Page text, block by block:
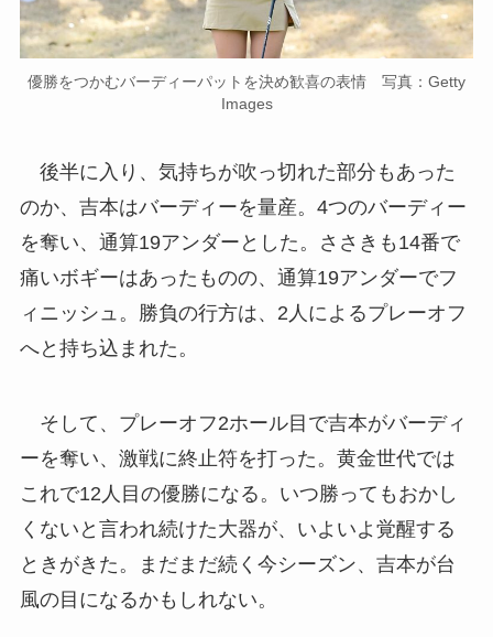
優勝をつかむバーディーパットを決め歓喜の表情 写真：Getty
Images
後半に入り、気持ちが吹っ切れた部分もあった
のか、吉本はバーディーを量産。4つのバーディー
を奪い、通算19アンダーとした。ささきも14番で
痛いボギーはあったものの、通算19アンダーでフ
ィニッシュ。勝負の行方は、2人によるプレーオフ
へと持ち込まれた。
そして、プレーオフ2ホール目で吉本がバーディ
ーを奪い、激戦に終止符を打った。黄金世代では
これで12人目の優勝になる。いつ勝ってもおかし
くないと言われ続けた大器が、いよいよ覚醒する
ときがきた。まだまだ続く今シーズン、吉本が台
風の目になるかもしれない。